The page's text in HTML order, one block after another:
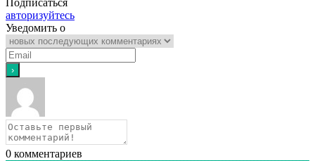
авторизуйтесь
Уведомить о
0 комментариев